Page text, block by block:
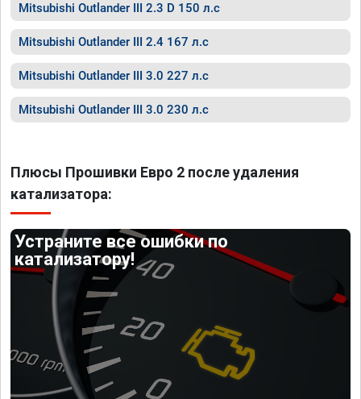
Mitsubishi Outlander III 2.3 D 150 л.с
Mitsubishi Outlander III 2.4 167 л.с
Mitsubishi Outlander III 3.0 227 л.с
Mitsubishi Outlander III 3.0 230 л.с
Плюсы Прошивки Евро 2 после удаления
катализатора:
Устраните все ошибки по
катализатору!